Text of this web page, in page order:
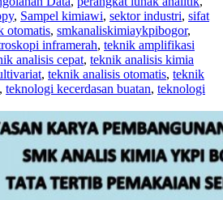
, Sampel kimiawi, sektor industri, sifat
otomatis, smkanaliskimiaykpibogor,
inframerah, teknik amplifikasi
analisis cepat, teknik analisis kimia
, teknik analisis otomatis, teknik
, teknologi kecerdasan buatan, teknologi